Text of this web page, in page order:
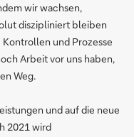
wir wachsen,
diszipliniert bleiben
und Prozesse
Arbeit vor uns haben,
Weg.
und auf die neue
2021 wird